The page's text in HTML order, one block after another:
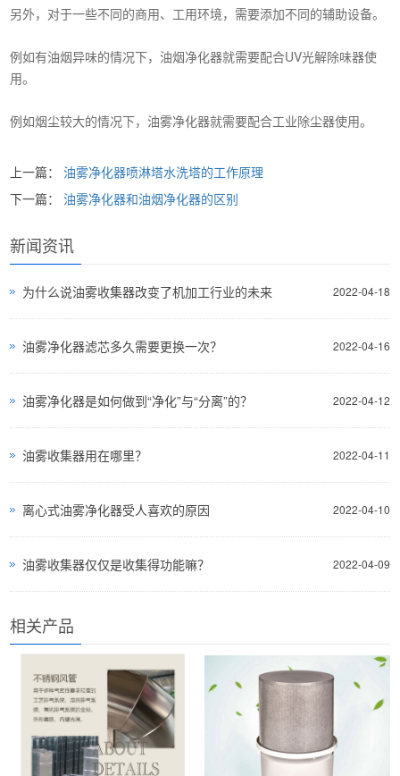
另外，对于一些不同的商用、工用环境，需要添加不同的辅助设备。
例如有油烟异味的情况下，油烟净化器就需要配合UV光解除味器使
用。
例如烟尘较大的情况下，油雾净化器就需要配合工业除尘器使用。
上一篇：油雾净化器喷淋塔水洗塔的工作原理
下一篇：油雾净化器和油烟净化器的区别
新闻资讯
2022-04-18
为什么说油雾收集器改变了机加工行业的未来
2022-04-16
油雾净化器滤芯多久需要更换一次？
2022-04-12
油雾净化器是如何做到“净化”与“分离”的？
2022-04-11
油雾收集器用在哪里？
2022-04-10
离心式油雾净化器受人喜欢的原因
2022-04-09
油雾收集器仅仅是收集得功能嘛？
相关产品